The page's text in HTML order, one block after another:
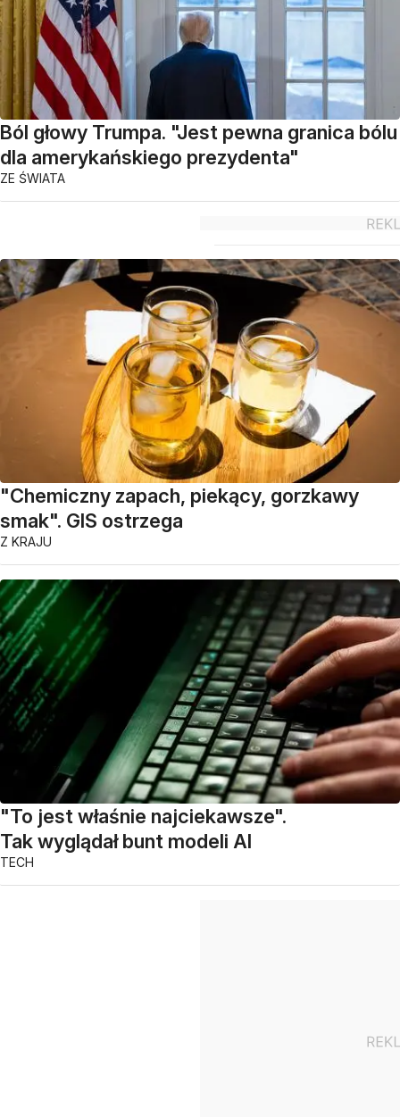
Ból głowy Trumpa. "Jest pewna granica bólu
dla amerykańskiego prezydenta"
ZE ŚWIATA
"Chemiczny zapach, piekący, gorzkawy
smak". GIS ostrzega
Z KRAJU
"To jest właśnie najciekawsze".
Tak wyglądał bunt modeli AI
TECH